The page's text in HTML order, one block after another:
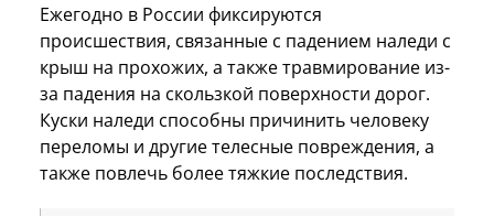
Ежегодно в России фиксируются
происшествия, связанные с падением наледи с
крыш на прохожих, а также травмирование из-
за падения на скользкой поверхности дорог.
Куски наледи способны причинить человеку
переломы и другие телесные повреждения, а
также повлечь более тяжкие последствия.